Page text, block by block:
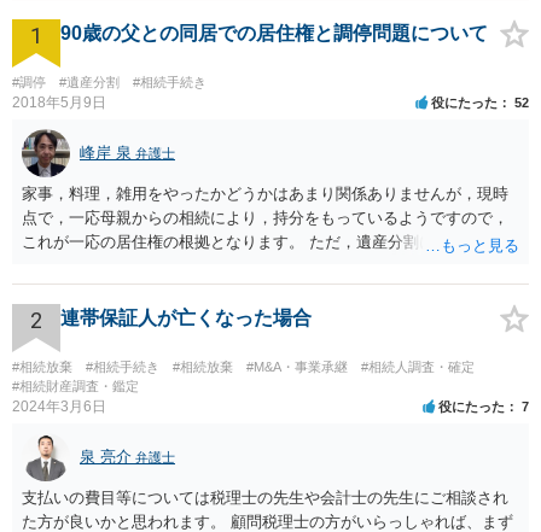
1 90歳の父との同居での居住権と調停問題について
#調停 #遺産分割 #相続手続き
2018年5月9日 役にたった 52
峰岸 泉 弁護士
家事，料理，雑用をやったかどうかはあまり関係ありませんが，現時
点で，一応母親からの相続により，持分をもっているようですので，
これが一応の居住権の根拠となります。 ただ，遺産分割により，母の
2 連帯保証人が亡くなった場合
#相続放棄 #相続手続き #相続放棄 #M&A・事業承継
#相続人調査・確定
#相続財産調査・鑑定
2024年3月6日 役にたった 7
泉 亮介 弁護士
支払いの費目等については税理士の先生や会計士の先生にご相談され
た方が良いかと思われます。 顧問税理士の方がいらっしゃれば、まず